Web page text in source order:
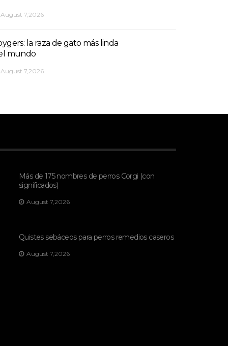
August 7,2026
la raza de gato más linda
mundo
August 7,2026
Más de 175 nombres de perros Corgi (con
significados)
August 7,2026
Quistes sebáceos para perros remedios caseros
August 7,2026